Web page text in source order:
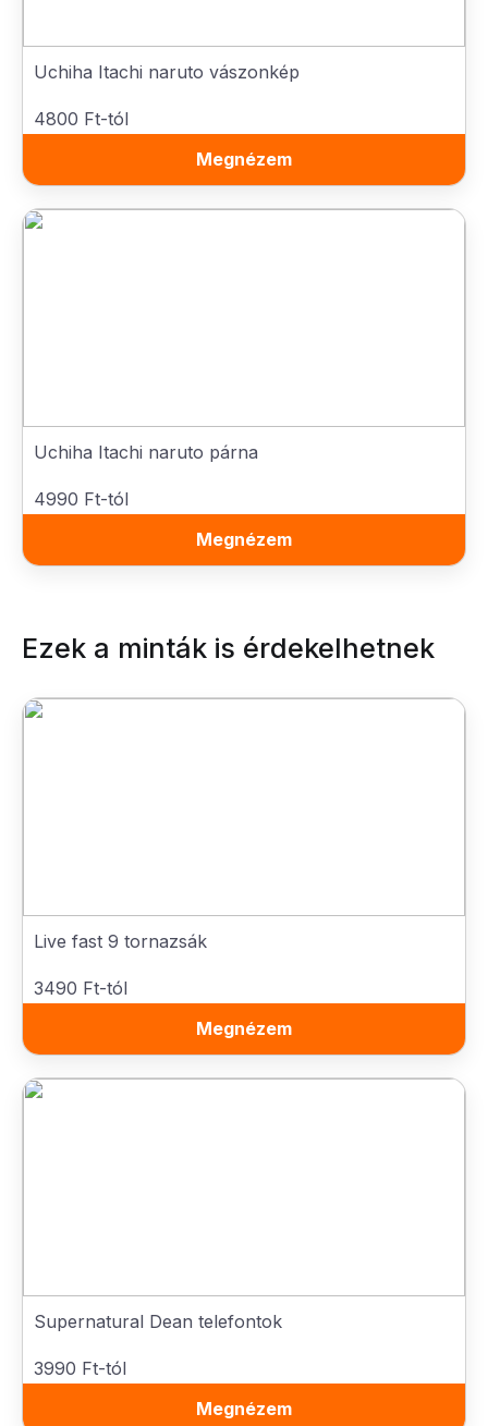
Uchiha Itachi naruto vászonkép
4800 Ft-tól
Megnézem
Uchiha Itachi naruto párna
4990 Ft-tól
Megnézem
Ezek a minták is érdekelhetnek
Live fast 9 tornazsák
3490 Ft-tól
Megnézem
Supernatural Dean telefontok
3990 Ft-tól
Megnézem